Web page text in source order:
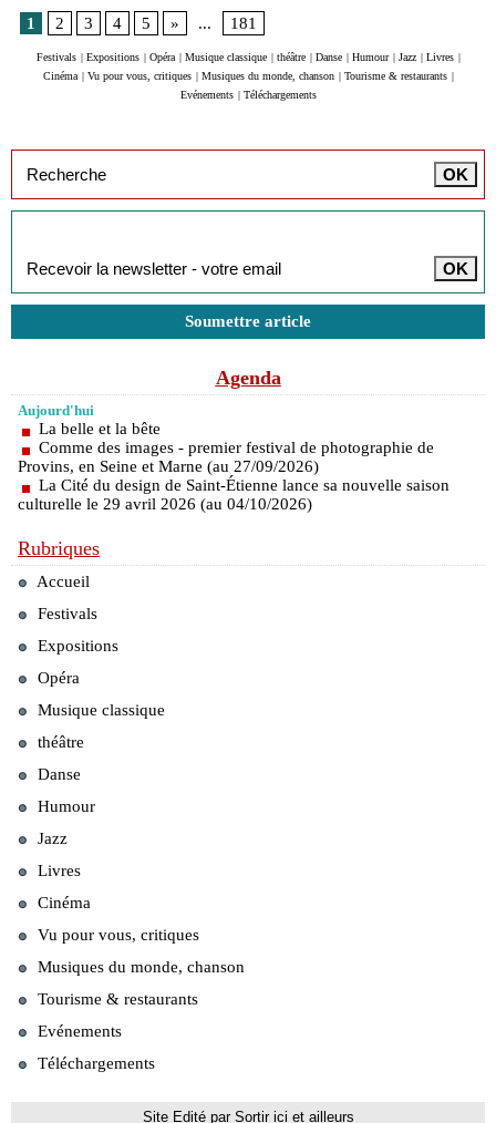
1
2 3 4 5 » ... 181
Festivals | Expositions | Opéra | Musique classique | théâtre | Danse | Humour | Jazz | Livres |
Cinéma | Vu pour vous, critiques | Musiques du monde, chanson | Tourisme & restaurants |
Evénements | Téléchargements
Soumettre article
Agenda
Aujourd'hui
La belle et la bête
Comme des images - premier festival de photographie de
Provins, en Seine et Marne (au 27/09/2026)
La Cité du design de Saint-Étienne lance sa nouvelle saison
culturelle le 29 avril 2026 (au 04/10/2026)
Rubriques
Accueil
Festivals
Expositions
Opéra
Musique classique
théâtre
Danse
Humour
Jazz
Livres
Cinéma
Vu pour vous, critiques
Musiques du monde, chanson
Tourisme & restaurants
Evénements
Téléchargements
Site Edité par Sortir ici et ailleurs